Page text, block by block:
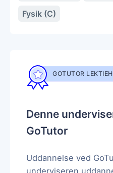
Fysik (C)
GOTUTOR
Denne
GoTutor
Uddannelse ved
underviseren